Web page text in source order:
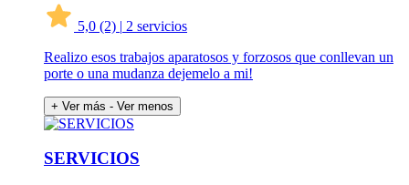
5,0 (2) | 2 servicios
Realizo esos trabajos aparatosos y forzosos que conllevan un
porte o una mudanza dejemelo a mi!
+ Ver más - Ver menos
SERVICIOS